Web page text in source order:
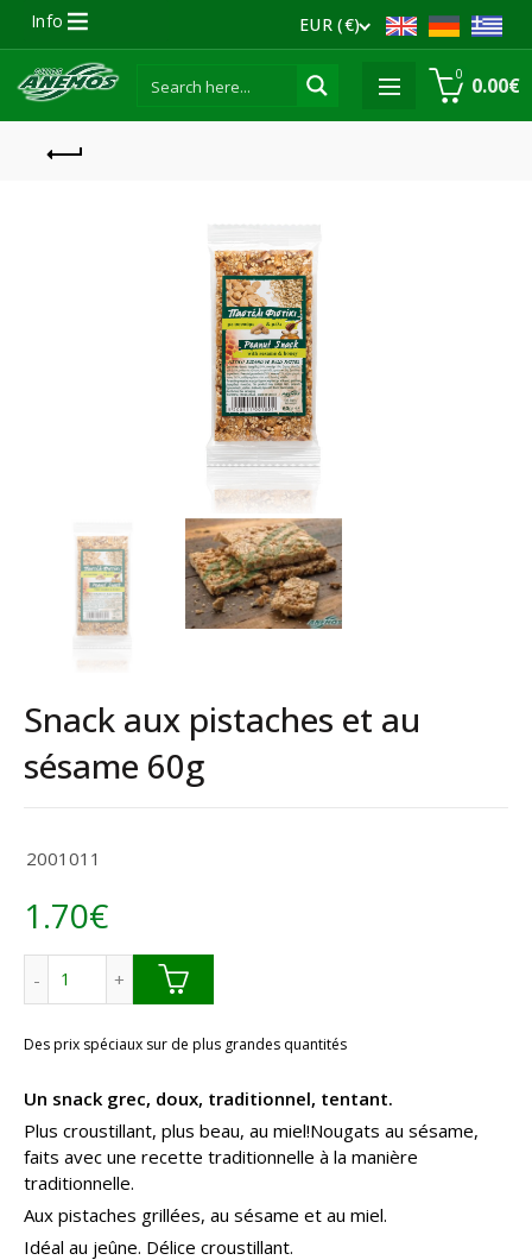
EUR (€)
Info
0 0.00€
Snack aux pistaches et au
sésame 60g
2001011
1.70€
quantité de Snack aux pistaches et au sésame 60g
Des prix spéciaux sur de plus grandes quantités
Un snack grec, doux, traditionnel, tentant.
Plus croustillant, plus beau, au miel!Nougats au sésame,
faits avec une recette traditionnelle à la manière
traditionnelle.
Aux pistaches grillées, au sésame et au miel.
Idéal au jeûne. Délice croustillant.